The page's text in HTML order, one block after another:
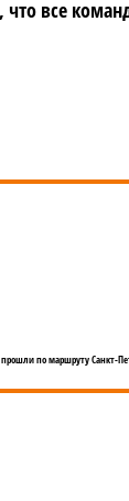
все
по маршруту Санкт-